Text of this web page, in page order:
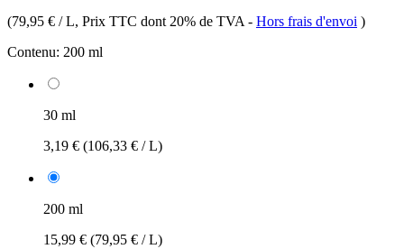
(79,95 € / L, Prix TTC dont 20% de TVA - Hors frais d'envoi )
Contenu: 200 ml
30 ml
3,19 € (106,33 € / L)
200 ml
15,99 € (79,95 € / L)